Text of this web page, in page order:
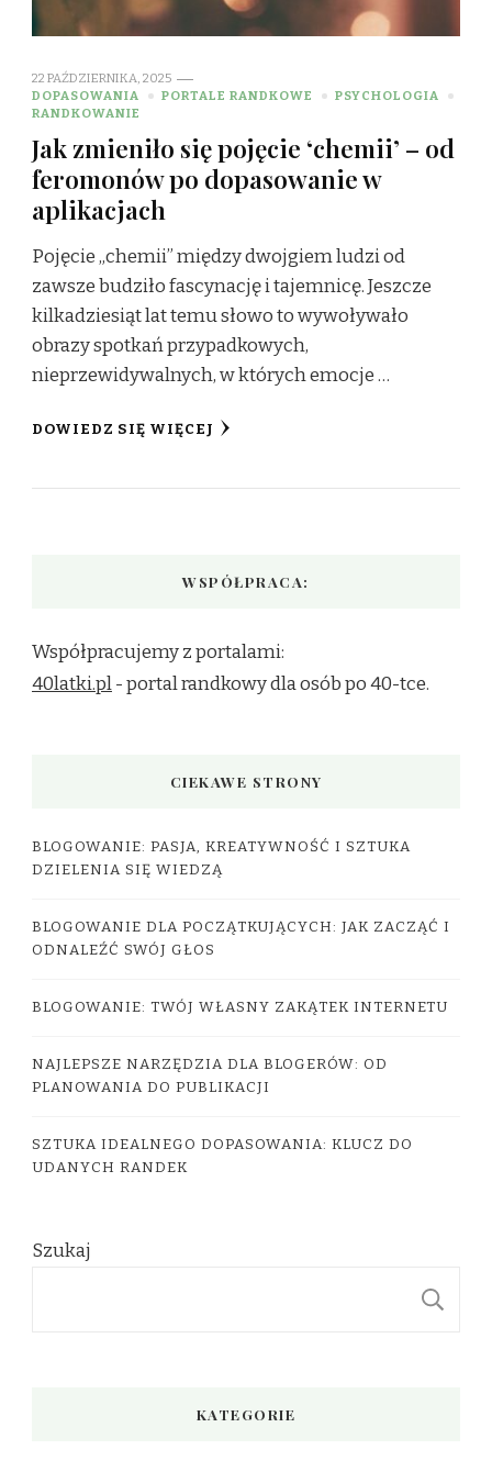
22 PAŹDZIERNIKA, 2025
DOPASOWANIA
PORTALE RANDKOWE
PSYCHOLOGIA
RANDKOWANIE
Jak zmieniło się pojęcie ‘chemii’ – od
feromonów po dopasowanie w
aplikacjach
Pojęcie „chemii” między dwojgiem ludzi od
zawsze budziło fascynację i tajemnicę. Jeszcze
kilkadziesiąt lat temu słowo to wywoływało
obrazy spotkań przypadkowych,
nieprzewidywalnych, w których emocje …
DOWIEDZ SIĘ WIĘCEJ
WSPÓŁPRACA:
Współpracujemy z portalami:
40latki.pl- portal randkowy dla osób po 40-tce.
CIEKAWE STRONY
BLOGOWANIE: PASJA, KREATYWNOŚĆ I SZTUKA
DZIELENIA SIĘ WIEDZĄ
BLOGOWANIE DLA POCZĄTKUJĄCYCH: JAK ZACZĄĆ I
ODNALEŹĆ SWÓJ GŁOS
BLOGOWANIE: TWÓJ WŁASNY ZAKĄTEK INTERNETU
NAJLEPSZE NARZĘDZIA DLA BLOGERÓW: OD
PLANOWANIA DO PUBLIKACJI
SZTUKA IDEALNEGO DOPASOWANIA: KLUCZ DO
UDANYCH RANDEK
Szukaj
KATEGORIE